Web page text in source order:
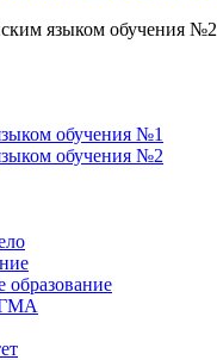
языком обучения №2
обучения №1
обучения №2